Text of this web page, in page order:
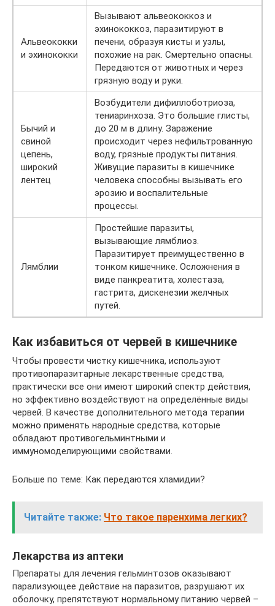
Альвеококки
и эхинококки
Вызывают альвеококкоз и
эхинококкоз, паразитируют в
печени, образуя кисты и узлы,
похожие на рак. Смертельно опасны.
Передаются от животных и через
грязную воду и руки.
Бычий и
свиной
цепень,
широкий
лентец
Возбудители дифиллоботриоза,
тениаринхоза. Это большие глисты,
до 20 м в длину. Заражение
происходит через нефильтрованную
воду, грязные продукты питания.
Живущие паразиты в кишечнике
человека способны вызывать его
эрозию и воспалительные
процессы.
Лямблии
Простейшие паразиты,
вызывающие лямблиоз.
Паразитирует преимущественно в
тонком кишечнике. Осложнения в
виде панкреатита, холестаза,
гастрита, дискенезии желчных
путей.
Как избавиться от червей в кишечнике
Чтобы провести чистку кишечника, используют
противопаразитарные лекарственные средства,
практически все они имеют широкий спектр действия,
но эффективно воздействуют на определённые виды
червей. В качестве дополнительного метода терапии
можно применять народные средства, которые
обладают противогельминтными и
иммуномоделирующими свойствами.
Больше по теме: Как передаются хламидии?
Читайте также: Что такое паренхима легких?
Лекарства из аптеки
Препараты для лечения гельминтозов оказывают
парализующее действие на паразитов, разрушают их
оболочку, препятствуют нормальному питанию червей –